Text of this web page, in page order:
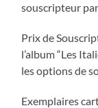
souscripteur
Prix de
l’album “Les
les options de
Exemplaires